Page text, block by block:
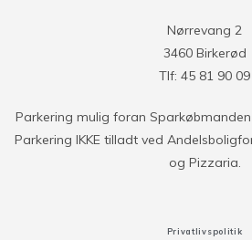
Nørrevang 2
3460 Birkerød
Tlf: 45 81 90 09
Parkering mulig foran
Parkering IKKE tilladt ved
og Pizzaria.
Privatlivspolitik